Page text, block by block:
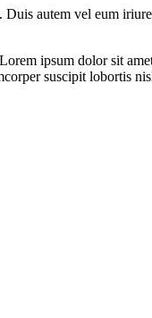
autem vel eum
ipsum dolor sit
suscipit lobortis